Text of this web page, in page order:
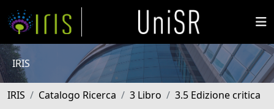
IRIS
IRIS Catalogo Ricerca 3 Libro 3.5 Edizione critica